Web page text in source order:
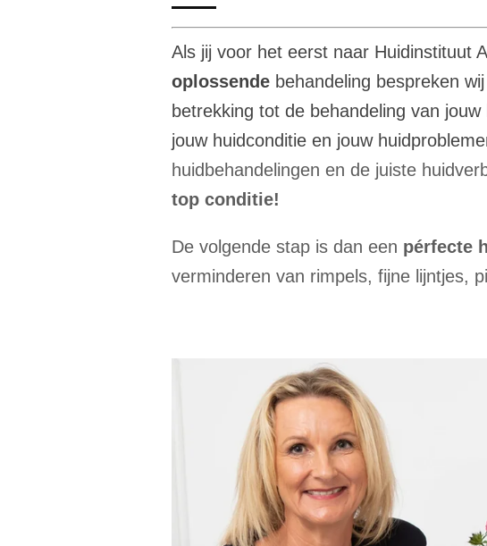
Als jij voor het eerst naar Huidinstituut
oplossende behandeling bespreken
betrekking tot de behandeling van jouw
jouw huidconditie en jouw
huidbehandelingen en de juiste
top conditie!
De volgende stap is dan een pérfecte
verminderen van rimpels, fijne lijntjes,